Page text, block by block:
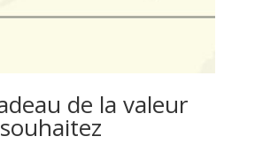
de la valeur